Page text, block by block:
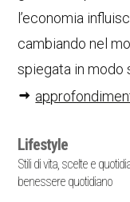
l’economia
cambiando nel
spiegata in modo
Lifestyle
Stili di vita, scelte e
benessere quotidiano